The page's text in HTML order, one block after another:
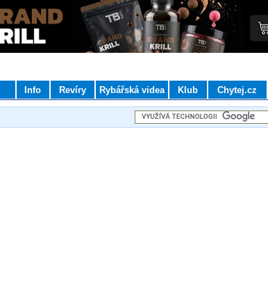
Info Revíry Rybářská videa Klub Chytej.cz